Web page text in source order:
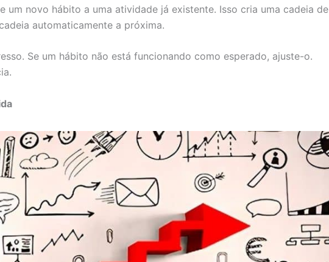
um novo hábito a uma atividade já existente. Isso cria uma cadeia de
automaticamente a próxima.
Se um hábito não está funcionando como esperado, ajuste-o.